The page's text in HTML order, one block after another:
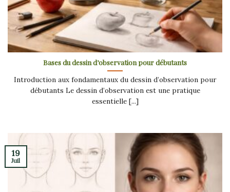
Bases du dessin d’observation pour débutants
Introduction aux fondamentaux du dessin d’observation pour
débutants Le dessin d’observation est une pratique
essentielle [...]
19
Juil